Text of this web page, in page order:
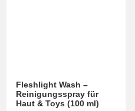
Fleshlight Wash –
Reinigungsspray für
Haut & Toys (100 ml)